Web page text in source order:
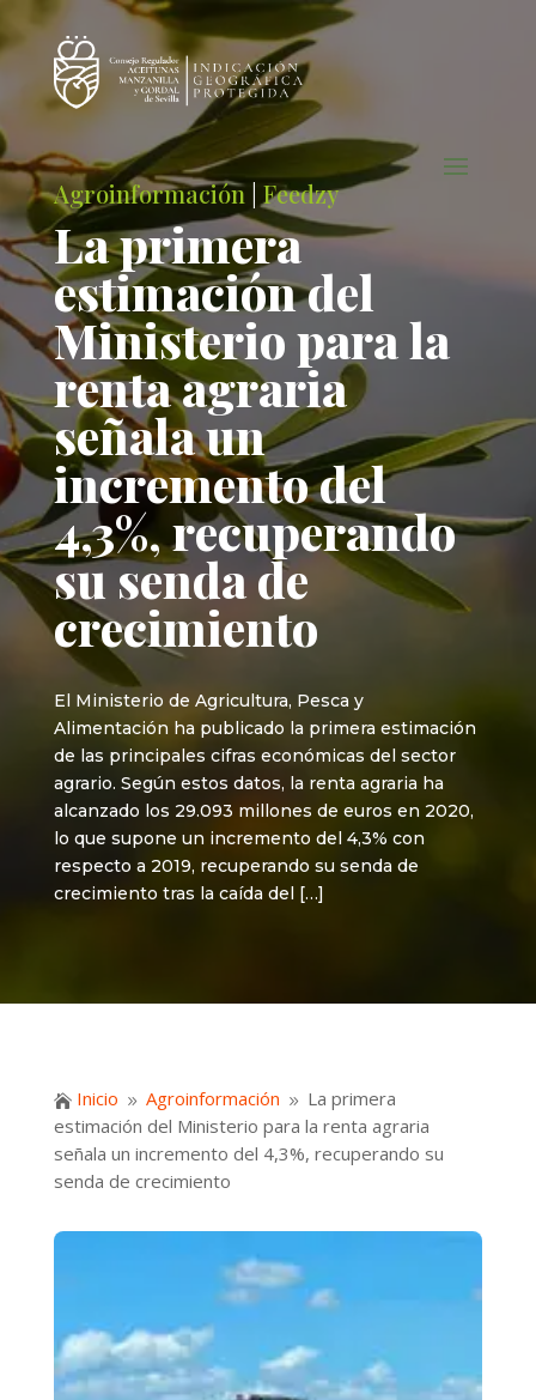
Agroinformación Feedzy
La primera
estimación del
Ministerio para la
renta agraria
señala un
incremento del
4,3%, recuperando
su senda de
crecimiento
El Ministerio de Agricultura, Pesca y
Alimentación ha publicado la primera estimación
de las principales cifras económicas del sector
agrario. Según estos datos, la renta agraria ha
alcanzado los 29.093 millones de euros en 2020,
lo que supone un incremento del 4,3% con
respecto a 2019, recuperando su senda de
crecimiento tras la caída del […]
 Inicio 9 Agroinformación 9 La primera
estimación del Ministerio para la renta agraria
señala un incremento del 4,3%, recuperando su
senda de crecimiento